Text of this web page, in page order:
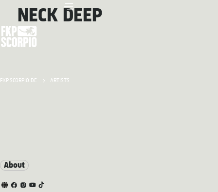
FKP SCORPIO.DE ARTISTS
NECK DEEP
About